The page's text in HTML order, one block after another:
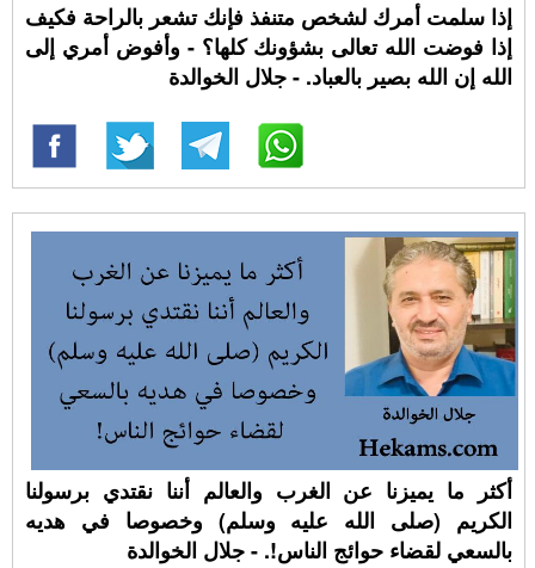
إذا سلمت أمرك لشخص متنفذ فإنك تشعر بالراحة فكيف
إذا فوضت الله تعالى بشؤونك كلها؟ - وأفوض أمري إلى
الله إن الله بصير بالعباد. - جلال الخوالدة
أكثر ما يميزنا عن الغرب والعالم أننا نقتدي برسولنا
الكريم (صلى الله عليه وسلم) وخصوصا في هديه
بالسعي لقضاء حوائج الناس!. - جلال الخوالدة